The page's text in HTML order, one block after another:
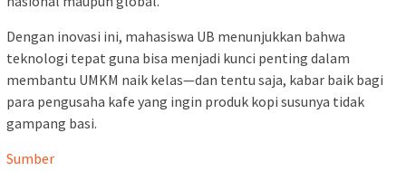
Dengan inovasi ini, mahasiswa UB menunjukkan bahwa
teknologi tepat guna bisa menjadi kunci penting dalam
membantu UMKM naik kelas—dan tentu saja, kabar baik bagi
para pengusaha kafe yang ingin produk kopi susunya tidak
gampang basi.
Sumber